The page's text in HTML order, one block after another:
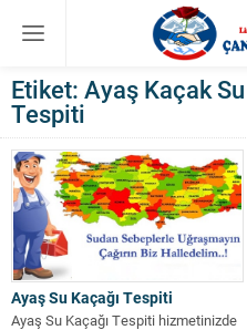
Etiket: Ayaş Kaçak Su
Tespiti
Ayaş Su Kaçağı Tespiti
Ayaş Su Kaçağı Tespiti hizmetinizde